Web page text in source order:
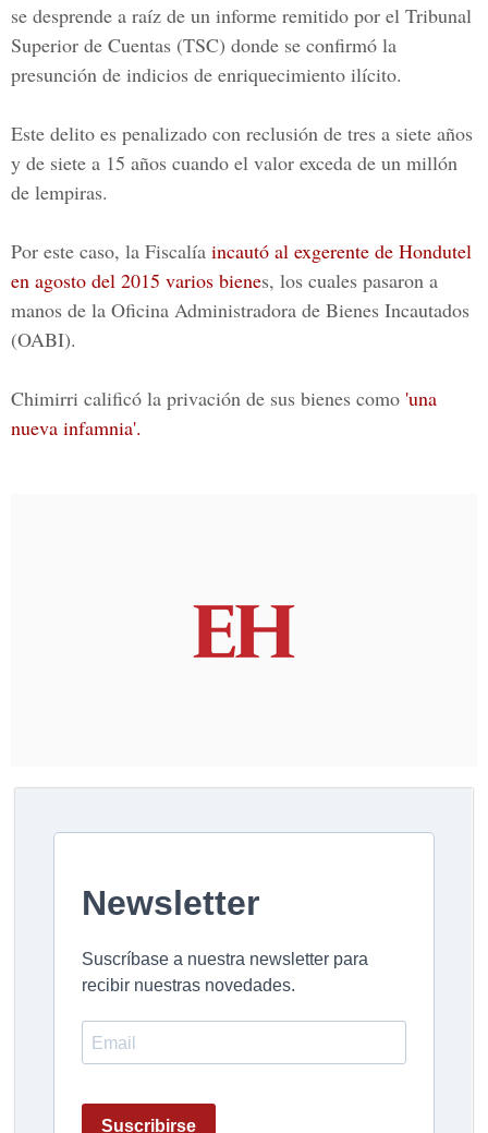
se desprende a raíz de un informe remitido por el Tribunal
Superior de Cuentas (TSC) donde se confirmó la
presunción de indicios de enriquecimiento ilícito.
Este delito es penalizado con reclusión de tres a siete años
y de siete a 15 años cuando el valor exceda de un millón
de lempiras.
Por este caso, la Fiscalía incautó al exgerente de Hondutel
en agosto del 2015 varios bienes, los cuales pasaron a
manos de la Oficina Administradora de Bienes Incautados
(OABI).
Chimirri calificó la privación de sus bienes como 'una
nueva infamnia'.